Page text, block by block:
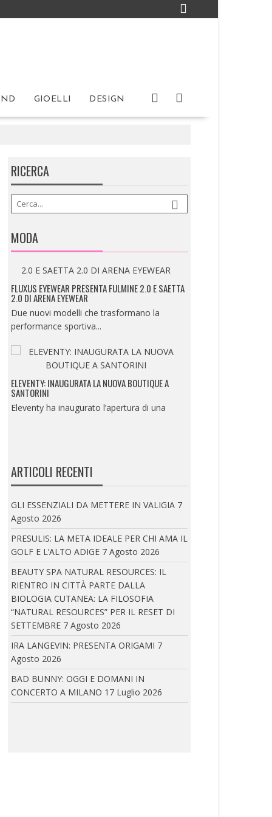
GIOELLI DESIGN
RICERCA
MODA
IRA LANGEVIN: PRESENTA ORIGAMI
La piega diventa linguaggio. L’Haute Couture
2.0 DI ARENA EYEWEAR
Due nuovi modelli che trasformano la
performance sportiva...
ELEVENTY: INAUGURATA LA NUOVA BOUTIQUE A
SANTORINI
Eleventy ha inaugurato l’apertura di una
nuova boutique...
ISTITUTO MARANGONI MILANO PRESENTA LA
SUMMER EXPERIENCE
MODA, DEL BEAUTY E...
ELEVENTY: PRESENTA IL NUOVO CONCEPT DELLA
BOUTIQUE PARIGINA ALL’HOTEL DU LOUVRE
Eleventy inaugura il nuovo concept della
boutique parigina...
IRA LANGEVIN A CANNES: IRA LANGEVIN E COCO
ROCHA
In occasione della 79ª edizione del Festival
ARTICOLI RECENTI
GLI ESSENZIALI DA METTERE IN VALIGIA 7
Agosto 2026
PRESULIS: LA META IDEALE PER CHI AMA IL
GOLF E L’ALTO ADIGE 7 Agosto 2026
BEAUTY SPA NATURAL RESOURCES: IL
RIENTRO IN CITTÀ PARTE DALLA
BIOLOGIA CUTANEA: LA FILOSOFIA
“NATURAL RESOURCES” PER IL RESET DI
SETTEMBRE 7 Agosto 2026
IRA LANGEVIN: PRESENTA ORIGAMI 7
Agosto 2026
BAD BUNNY: OGGI E DOMANI IN
CONCERTO A MILANO 17 Luglio 2026